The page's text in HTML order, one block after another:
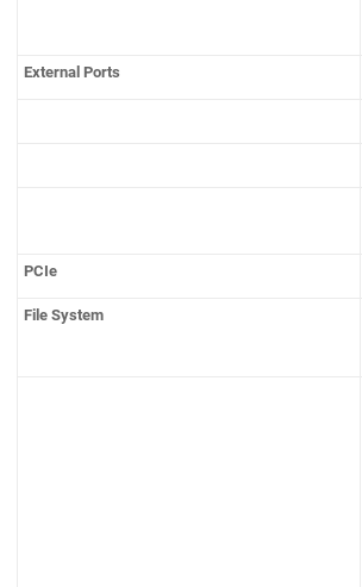
External Ports
PCIe
File System